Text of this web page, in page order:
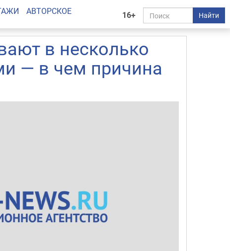
16+ Найти
АВТОРСКОЕ
в несколько
— в чем причина